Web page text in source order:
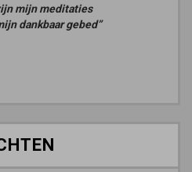
mijn meditaties
dankbaar gebed”